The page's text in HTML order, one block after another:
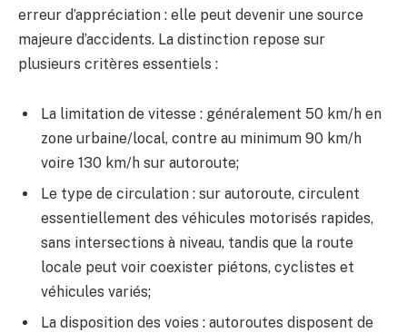
erreur d’appréciation : elle peut devenir une source
majeure d’accidents. La distinction repose sur
plusieurs critères essentiels :
La limitation de vitesse : généralement 50 km/h en
zone urbaine/local, contre au minimum 90 km/h
voire 130 km/h sur autoroute;
Le type de circulation : sur autoroute, circulent
essentiellement des véhicules motorisés rapides,
sans intersections à niveau, tandis que la route
locale peut voir coexister piétons, cyclistes et
véhicules variés;
La disposition des voies : autoroutes disposent de